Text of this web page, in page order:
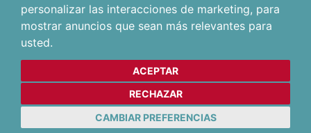
personalizar las interacciones de marketing, para
mostrar anuncios que sean más relevantes para
usted.
ACEPTAR
RECHAZAR
CAMBIAR PREFERENCIAS